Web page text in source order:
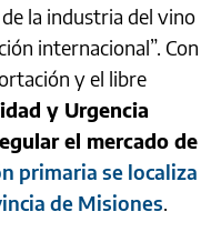
la industria del vino
internacional”. Con
y el libre
y Urgencia
el mercado de
primaria se localiza
de Misiones.